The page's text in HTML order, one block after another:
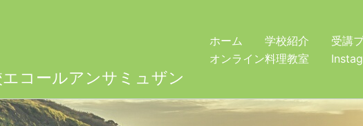
コールアンサミュザン
ホーム 学校紹介
受講
オンライン料理教室